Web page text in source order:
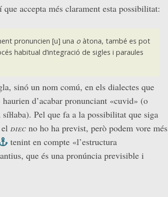
que accepta més clarament esta possibilitat:
pronuncien [u] una oàtona, també es pot
habitual d’integració de sigles i paraules
sinó un nom comú, en els dialectes que
d’acabar pronunciant «cuvid» (o
Pel que fa a la possibilitat que siga
diec no ho ha previst, però podem vore més
tenint en compte «l’estructura
que és una pronúncia previsible i